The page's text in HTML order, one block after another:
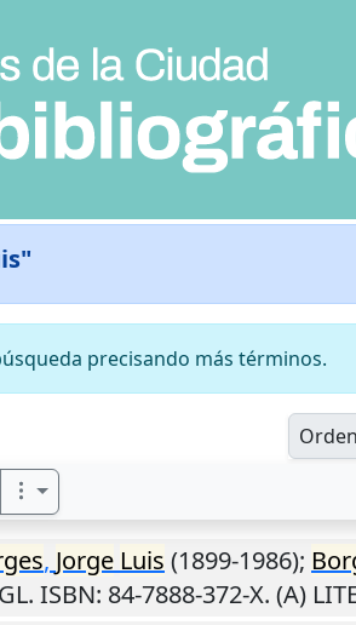
precisando más términos.
Orden
, Jorge Luis (1899-1986);
ISBN: 84-7888-372-X. (A)